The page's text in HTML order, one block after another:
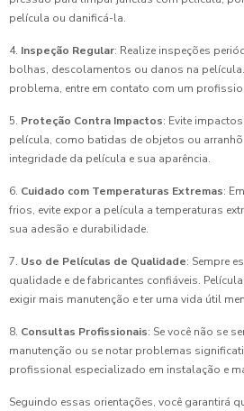
película ou danificá-la.
4. Inspeção Regular: Realize inspeções
bolhas, descolamentos ou danos na
problema, entre em contato com um
5. Proteção Contra Impactos: Evite
película, como batidas de objetos ou
integridade da película e sua aparência.
6. Cuidado com Temperaturas Extremas:
frios, evite expor a película a temperaturas
sua adesão e durabilidade.
7. Uso de Películas de Qualidade: Sempre
qualidade e de fabricantes confiáveis.
exigir mais manutenção e ter uma vida útil
8. Consultas Profissionais: Se você não se
manutenção ou se notar problemas
profissional especializado em instalação e
Seguindo essas orientações, você garantirá